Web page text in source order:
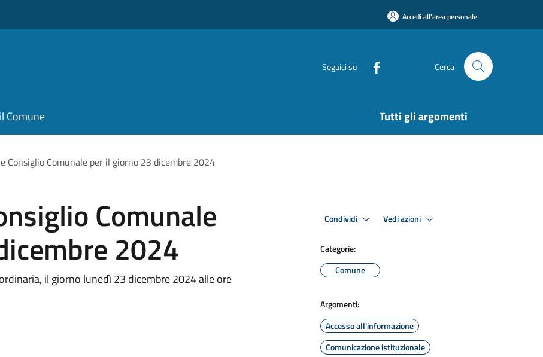
Accedi all'area personale
Seguici su Cerca
Comune Tutti gli argomenti
Consiglio Comunale per il giorno 23 dicembre 2024
Comunale
2024
il giorno lunedì 23 dicembre 2024 alle ore
Condividi Vedi azioni
Categorie:
Comune
Argomenti:
Accesso all'informazione
Comunicazione istituzionale